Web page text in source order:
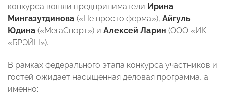
конкурса вошли предприниматели Ирина
Мингазутдинова («Не просто ферма»), Айгуль
Юдина («МегаСпорт») и Алексей Ларин (ООО «ИК
«БРЭЙН»).
В рамках федерального этапа конкурса участников и
гостей ожидает насыщенная деловая программа, а
именно: